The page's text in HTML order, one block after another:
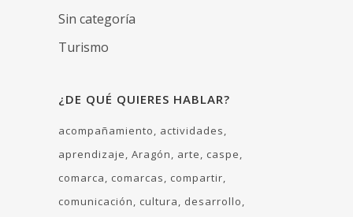
Sin categoría
Turismo
¿DE QUÉ QUIERES HABLAR?
acompañamiento
actividades
aprendizaje Aragón arte
caspe
comarca
comarcas
compartir
comunicación
cultura
desarrollo